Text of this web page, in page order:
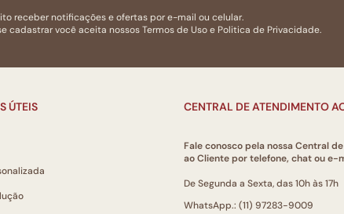
receber notificações e ofertas por e-mail ou celular.
cadastrar você aceita nossosTermos de Usoe Politica de Privacidade.
ÚTEIS CENTRAL DE ATENDIMENTO
Fale conosco pela nossa Central
ao Cliente por telefone, chat ou e-
De Segunda a Sexta, das 10h às 17h
WhatsApp.: (11) 97283-9009